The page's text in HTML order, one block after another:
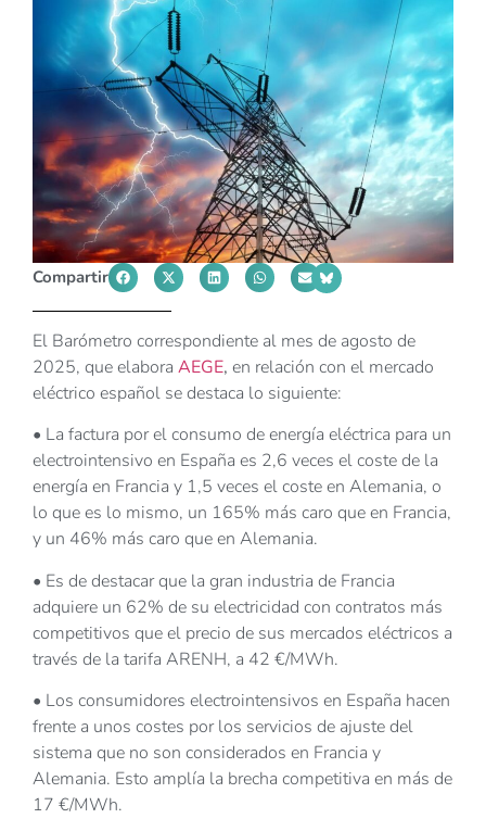
Compartir
El Barómetro correspondiente al mes de agosto de
2025, que elabora AEGE, en relación con el mercado
eléctrico español se destaca lo siguiente:
• La factura por el consumo de energía eléctrica para un
electrointensivo en España es 2,6 veces el coste de la
energía en Francia y 1,5 veces el coste en Alemania, o
lo que es lo mismo, un 165% más caro que en Francia,
y un 46% más caro que en Alemania.
• Es de destacar que la gran industria de Francia
adquiere un 62% de su electricidad con contratos más
competitivos que el precio de sus mercados eléctricos a
través de la tarifa ARENH, a 42 €/MWh.
• Los consumidores electrointensivos en España hacen
frente a unos costes por los servicios de ajuste del
sistema que no son considerados en Francia y
Alemania. Esto amplía la brecha competitiva en más de
17 €/MWh.